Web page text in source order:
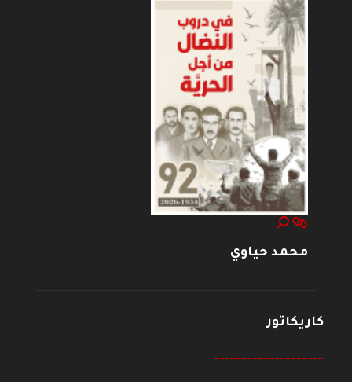
محمد حياوي
كاريكاتور
--------------------